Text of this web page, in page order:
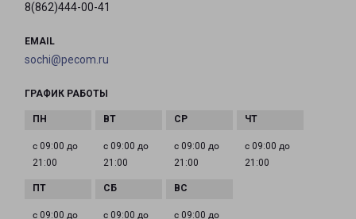
8(862)444-00-41
EMAIL
sochi@pecom.ru
ГРАФИК РАБОТЫ
с 09:00 до
21:00
с 09:00 до
21:00
с 09:00 до
21:00
с 09:00 до
21:00
с 09:00 до с 09:00 до с 09:00 до